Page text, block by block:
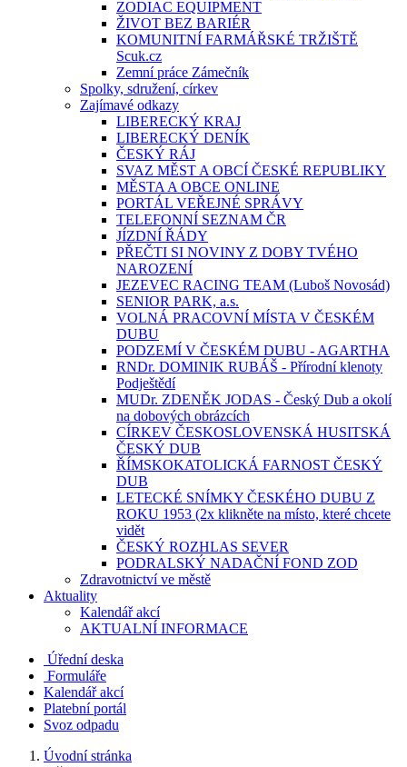
ZODIAC EQUIPMENT
ŽIVOT BEZ BARIÉR
KOMUNITNÍ FARMÁŘSKÉ TRŽIŠTĚ
Scuk.cz
Zemní práce Zámečník
Spolky, sdružení, církev
Zajímavé odkazy
LIBERECKÝ KRAJ
LIBERECKÝ DENÍK
ČESKÝ RÁJ
SVAZ MĚST A OBCÍ ČESKÉ REPUBLIKY
MĚSTA A OBCE ONLINE
PORTÁL VEŘEJNÉ SPRÁVY
TELEFONNÍ SEZNAM ČR
JÍZDNÍ ŘÁDY
PŘEČTI SI NOVINY Z DOBY TVÉHO
NAROZENÍ
JEZEVEC RACING TEAM (Luboš Novosád)
SENIOR PARK, a.s.
VOLNÁ PRACOVNÍ MÍSTA V ČESKÉM
DUBU
PODZEMÍ V ČESKÉM DUBU - AGARTHA
RNDr. DOMINIK RUBÁŠ - Přírodní klenoty
Podještědí
MUDr. ZDENĚK JODAS - Český Dub a okolí
na dobových obrázcích
CÍRKEV ČESKOSLOVENSKÁ HUSITSKÁ
ČESKÝ DUB
ŘÍMSKOKATOLICKÁ FARNOST ČESKÝ
DUB
LETECKÉ SNÍMKY ČESKÉHO DUBU Z
ROKU 1953 (2x klikněte na místo, které chcete
vidět
ČESKÝ ROZHLAS SEVER
PODRALSKÝ NADAČNÍ FOND ZOD
Zdravotnictví ve městě
Aktuality
Kalendář akcí
AKTUALNÍ INFORMACE
Úřední deska
Formuláře
Kalendář akcí
Platební portál
Svoz odpadu
Úvodní stránka